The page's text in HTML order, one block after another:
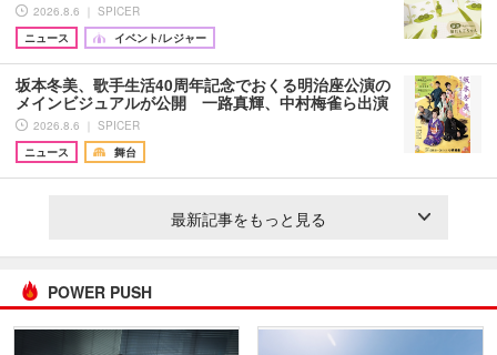
2026.8.6 ｜ SPICER
ニュース
イベント/レジャー
坂本冬美、歌手生活40周年記念でおくる明治座公演の
メインビジュアルが公開 一路真輝、中村梅雀ら出演
2026.8.6 ｜ SPICER
ニュース
舞台
最新記事をもっと見る
POWER PUSH